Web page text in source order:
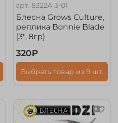
арт. 8322А-3-01
Блесна Grows Culture,
реплика Bonnie Blade
(3", 8гр)
320₽
Выбрать товар из 9 шт.